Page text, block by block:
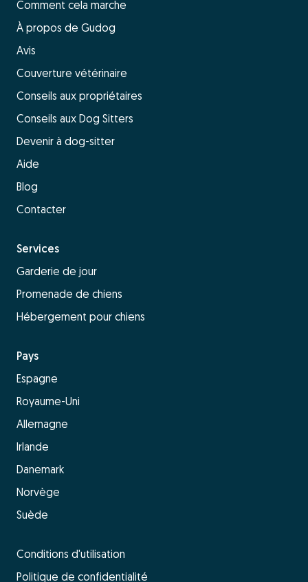
Comment cela marche
À propos de Gudog
Avis
Couverture vétérinaire
Conseils aux propriétaires
Conseils aux Dog Sitters
Devenir à dog-sitter
Aide
Blog
Contacter
Services
Garderie de jour
Promenade de chiens
Hébergement pour chiens
Pays
Espagne
Royaume-Uni
Allemagne
Irlande
Danemark
Norvège
Suède
Conditions d'utilisation
Politique de confidentialité